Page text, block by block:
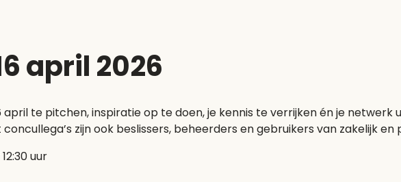
april 2026
te pitchen, inspiratie op te doen, je kennis te verrijken én je
zijn ook beslissers, beheerders en gebruikers van zakelijk
uur